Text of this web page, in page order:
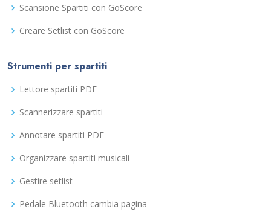
Scansione Spartiti con GoScore
Creare Setlist con GoScore
Strumenti per spartiti
Lettore spartiti PDF
Scannerizzare spartiti
Annotare spartiti PDF
Organizzare spartiti musicali
Gestire setlist
Pedale Bluetooth cambia pagina